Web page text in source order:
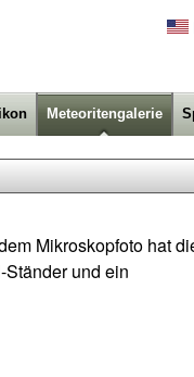
Meteoritengalerie
Mikroskopfoto hat
und ein